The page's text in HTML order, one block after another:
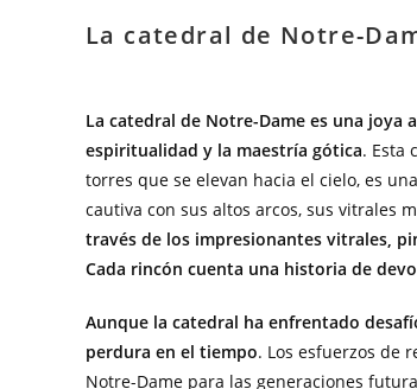
La catedral de Notre-
La catedral de Notre-Dame es una joya
espiritualidad y la maestría gótica. Esta
torres que se elevan hacia el cielo, es
cautiva con sus altos arcos, sus vitrales
través de los impresionantes vitrales,
Cada rincón cuenta una historia de
Aunque la catedral ha enfrentado
perdura en el tiempo. Los esfuerzos de
Notre-Dame para las generaciones